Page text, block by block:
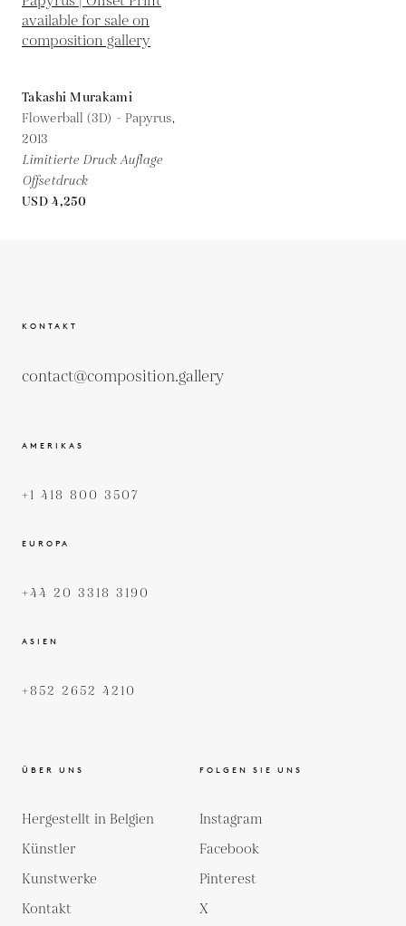
Takashi Murakami
Flowerball (3D) - Papyrus,
2013
Limitierte Druck Auflage
Offsetdruck
USD 4,250
KONTAKT
contact@composition.gallery
AMERIKAS
+1 418 800 3507
EUROPA
+44 20 3318 3190
ASIEN
+852 2652 4210
ÜBER UNS
Hergestellt in Belgien
Künstler
Kunstwerke
Kontakt
FOLGEN SIE UNS
Instagram
Facebook
Pinterest
X